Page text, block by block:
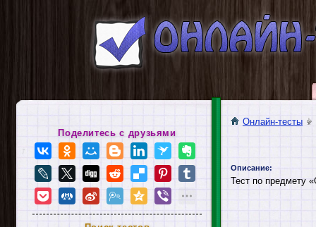
Онлайн-тесты
Описание:
Тест по предмету
Поделитесь с друзьями